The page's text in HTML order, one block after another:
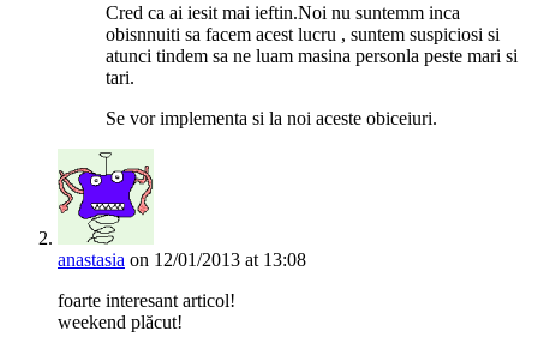
Cred ca ai iesit mai ieftin.Noi nu suntemm inca
obisnnuiti sa facem acest lucru , suntem suspiciosi si
atunci tindem sa ne luam masina personla peste mari si
tari.
Se vor implementa si la noi aceste obiceiuri.
anastasia on 12/01/2013 at 13:08
foarte interesant articol!
weekend plăcut!